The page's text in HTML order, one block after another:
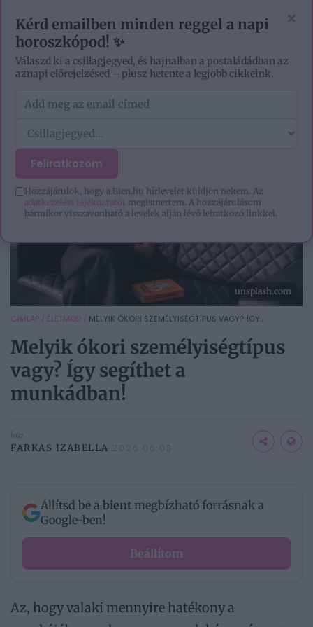
unsplash.com
CÍMLAP / ÉLETMÓD / MELYIK ÓKORI SZEMÉLYISÉGTÍPUS VAGY? ÍGY...
Melyik ókori személyiségtípus
vagy? Így segíthet a
munkádban!
Írta
FARKAS IZABELLA 2026.06.03.
Állítsd be a bient megbízható forrásnak a
Google-ben!
Beállítom
Az, hogy valaki mennyire hatékony a
×
Kérd emailben minden reggel a napi
horoszkópod! ✨
Válaszd ki a csillagjegyed, és hajnalban a postaládádban az
aznapi előrejelzésed – plusz hetente a legjobb cikkeink.
Feliratkozom
Hozzájárulok, hogy a Bien.hu hírlevelet küldjön nekem. Az
adatkezelési tájékoztatót megismertem. A hozzájárulásom
bármikor visszavonható a levelek alján lévő leiratkozó linkkel.